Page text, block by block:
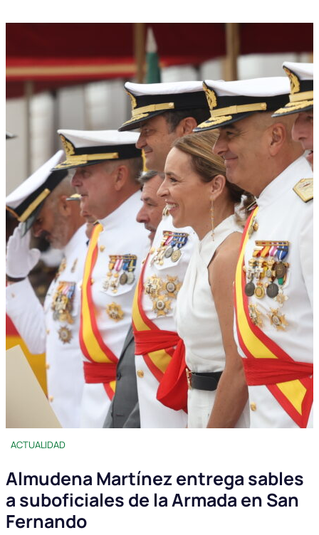
ACTUALIDAD
Almudena Martínez entrega sables
a suboficiales de la Armada en San
Fernando